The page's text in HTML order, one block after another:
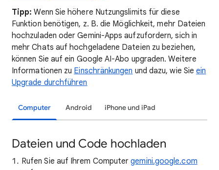
Tipp: Wenn Sie höhere Nutzungslimits für diese
Funktion benötigen, z. B. die Möglichkeit, mehr Dateien
hochzuladen oder Gemini-Apps aufzufordern, sich in
mehr Chats auf hochgeladene Dateien zu beziehen,
können Sie auf ein Google AI-Abo upgraden. Weitere
Informationen zu Einschränkungen und dazu, wie Sieein
Upgrade durchführen
Computer Android iPhone und iPad
Dateien und Code hochladen
Rufen Sie auf Ihrem Computergemini.google.com